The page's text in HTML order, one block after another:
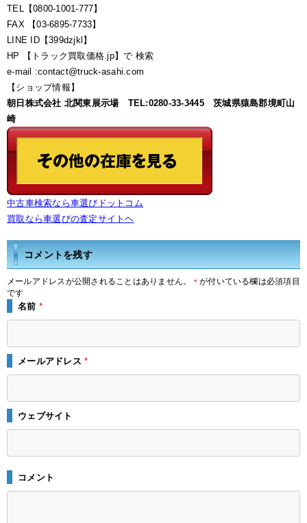
TEL【0800-1001-777】
FAX 【03-6895-7733】
LINE ID【399dzjkl】
HP 【トラック買取価格.jp】で 検索
e-mail :contact@truck-asahi.com
【ショップ情報】
朝日株式会社 北関東展示場 TEL:0280-33-3445 茨城県猿島郡境町山
崎
中古車検索なら車選びドットコム
買取なら車選びの査定サイトヘ
コメントを残す
メールアドレスが公開されることはありません。 *が付いている欄は必須項目
です
名前 *
メールアドレス*
ウェブサイト
コメント